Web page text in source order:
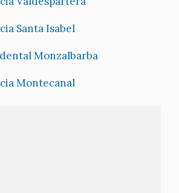
Santa Isabel
Monzalbarba
Montecanal